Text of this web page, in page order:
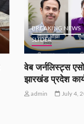
BREAKING NEWS
SLIDER
वेब जर्नलिस्ट्स
झारखंड प्रदेश
admin July 4,